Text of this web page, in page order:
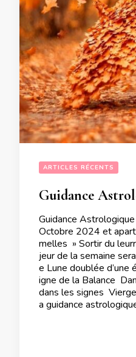
ARTICLES RÉCENTS
Guidance
Octobre 2024 et
melles » Sortir du
jeur de la semaine
e Lune doublée d’une
igne de la Balance
dans les signes
a guidance